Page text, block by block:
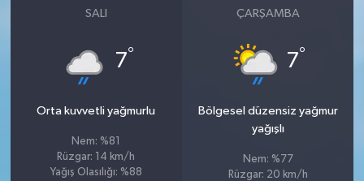
SALI
7°
Orta kuvvetli yağmurlu
Nem: %81
Rüzgar: 14 km/h
Yağış Olasılığı: %88
ÇARŞAMBA
7°
Bölgesel düzensiz yağmur
yağışlı
Nem: %77
Rüzgar: 20 km/h